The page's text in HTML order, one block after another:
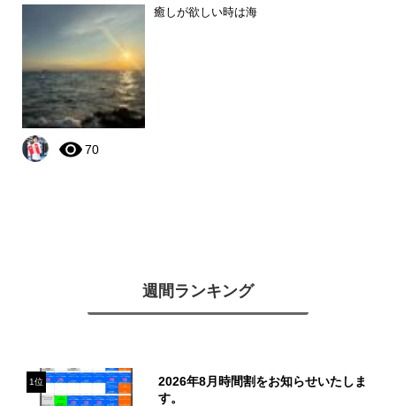
癒しが欲しい時は海
70
週間ランキング
1位
2026年8月時間割をお知らせいたしま
す。